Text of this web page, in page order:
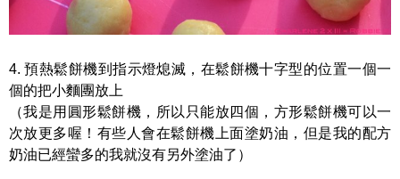
4. 預熱鬆餅機到指示燈熄滅，在鬆餅機十字型的位置一個一
個的把小麵團放上
（我是用圓形鬆餅機，所以只能放四個，方形鬆餅機可以一
次放更多喔！有些人會在鬆餅機上面塗奶油，但是我的配方
奶油已經蠻多的我就沒有另外塗油了）